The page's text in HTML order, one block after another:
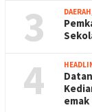
3 DAERAH,
4
emak